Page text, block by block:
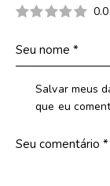
0.0
Salvar meus
que eu